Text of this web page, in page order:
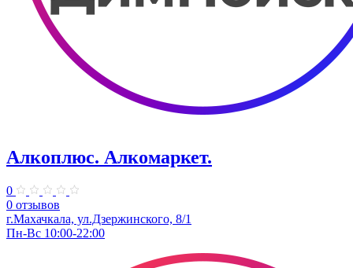
Алкоплюс. Алкомаркет.
0
0 отзывов
г.Махачкала, ул.Дзержинского, 8/1
Пн-Вс 10:00-22:00